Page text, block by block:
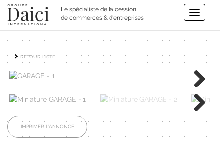
Le spécialiste de la cession
de commerces & d'entreprises
Toggle
RETOUR LISTE
Next
Next
IMPRIMER L'ANNONCE